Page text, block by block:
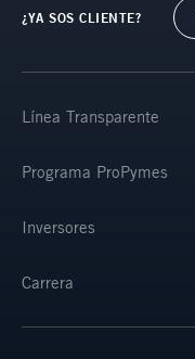
¿YA SOS CLIENTE?
Línea Transparente
Programa ProPymes
Inversores
Carrera